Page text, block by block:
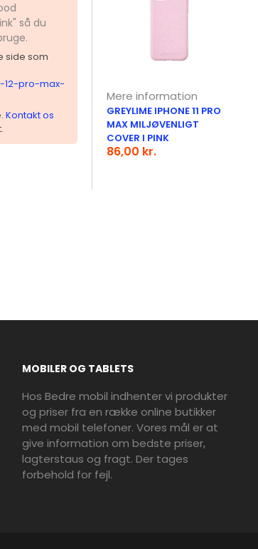
så du
side som
pro-max-
Kontakt os
Mere information
GREYLIME IPHONE 11 PRO
MAX MILJØVENLIGT
COVER I PINK
86,00 kr.
MOBILER OG TABLETS
Hos Bedre mobil indhenter vi produkter
og priser fra en række online butikker
med mobil telefoner. Vores mål er at
give information om bedste priser,
lagterstaus og fragt. Der tages
forbehold for fejl.